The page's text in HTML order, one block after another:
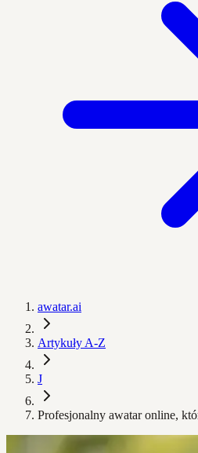
awatar.ai
Artykuły A-Z
J
Profesjonalny awatar online,